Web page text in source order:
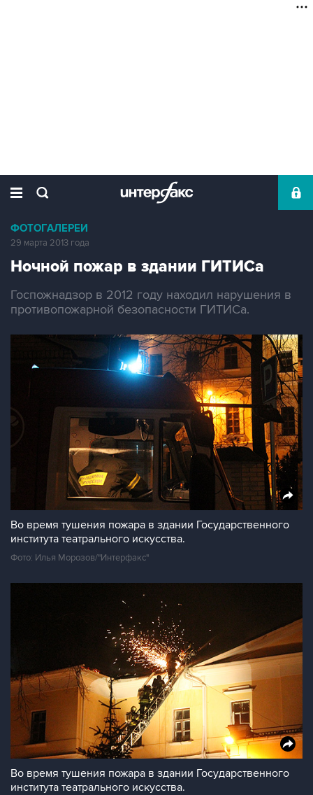
ФОТОГАЛЕРЕИ
29 марта 2013 года
Ночной пожар в здании ГИТИСа
Госпожнадзор в 2012 году находил нарушения в
противопожарной безопасности ГИТИСа.
Во время тушения пожара в здании Государственного
института театрального искусства.
Фото: Илья Морозов/"Интерфакс"
Во время тушения пожара в здании Государственного
института театрального искусства.